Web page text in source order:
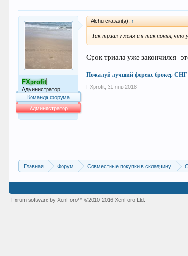
FXprofit
Администратор
Команда форума
Администратор
Alchu сказал(а): ↑
Так триал у меня и я так понял, что
Срок триала уже закончился-
Пожалуй лучший форекс брокер СНГ
FXprofit 31 янв 2018
Главная Форум Совместные покупки в складчину
Forum software by XenForo™©2010-2016 XenForo Ltd.